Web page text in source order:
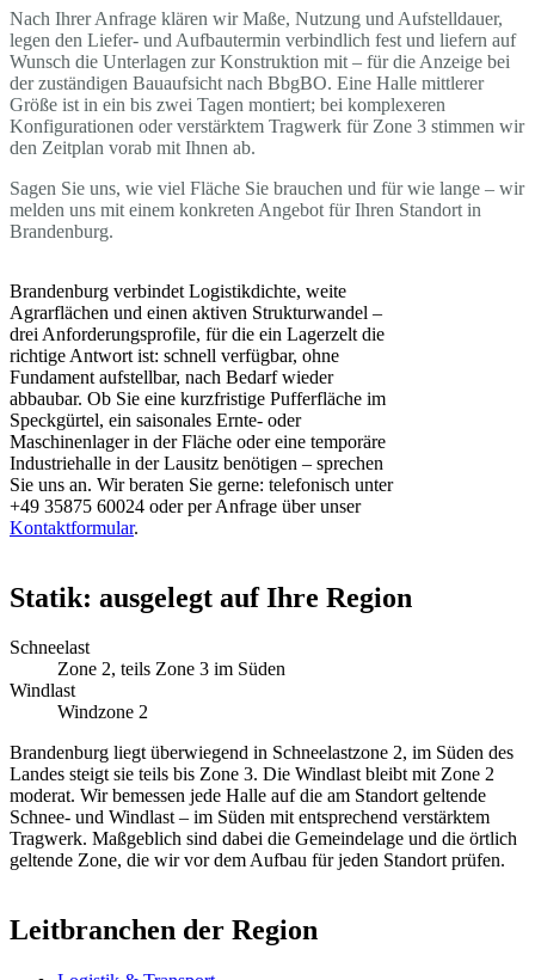
Nach Ihrer Anfrage klären wir Maße, Nutzung und Aufstelldauer,
legen den Liefer- und Aufbautermin verbindlich fest und liefern auf
Wunsch die Unterlagen zur Konstruktion mit – für die Anzeige bei
der zuständigen Bauaufsicht nach BbgBO. Eine Halle mittlerer
Größe ist in ein bis zwei Tagen montiert; bei komplexeren
Konfigurationen oder verstärktem Tragwerk für Zone 3 stimmen wir
den Zeitplan vorab mit Ihnen ab.
Sagen Sie uns, wie viel Fläche Sie brauchen und für wie lange – wir
melden uns mit einem konkreten Angebot für Ihren Standort in
Brandenburg.
Brandenburg verbindet Logistikdichte, weite
Agrarflächen und einen aktiven Strukturwandel –
drei Anforderungsprofile, für die ein Lagerzelt die
richtige Antwort ist: schnell verfügbar, ohne
Fundament aufstellbar, nach Bedarf wieder
abbaubar. Ob Sie eine kurzfristige Pufferfläche im
Speckgürtel, ein saisonales Ernte- oder
Maschinenlager in der Fläche oder eine temporäre
Industriehalle in der Lausitz benötigen – sprechen
Sie uns an. Wir beraten Sie gerne: telefonisch unter
+49 35875 60024 oder per Anfrage über unser
Kontaktformular.
Statik: ausgelegt auf Ihre Region
Schneelast
Zone 2, teils Zone 3 im Süden
Windlast
Windzone 2
Brandenburg liegt überwiegend in Schneelastzone 2, im Süden des
Landes steigt sie teils bis Zone 3. Die Windlast bleibt mit Zone 2
moderat. Wir bemessen jede Halle auf die am Standort geltende
Schnee- und Windlast – im Süden mit entsprechend verstärktem
Tragwerk. Maßgeblich sind dabei die Gemeindelage und die örtlich
geltende Zone, die wir vor dem Aufbau für jeden Standort prüfen.
Leitbranchen der Region